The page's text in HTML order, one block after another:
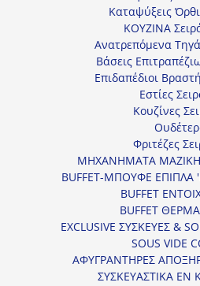
Καταψύξεις
ΚΟΥΖΙΝΑ
Ανατρεπόμενα
Βάσεις
Επιδαπέδιοι
Εστίες
Κουζίνες
Φριτέζες
ΜΗΧΑΝΗΜΑΤΑ
BUFFET-ΜΠΟΥΦΕ
BUFFET
BUFFET
EXCLUSIVE ΣΥΣΚΕΥΕΣ &
SOUS VIDE
ΑΦΥΓΡΑΝΤΗΡΕΣ
ΣΥΣΚΕΥΑΣΤΙΚΑ ΕΝ